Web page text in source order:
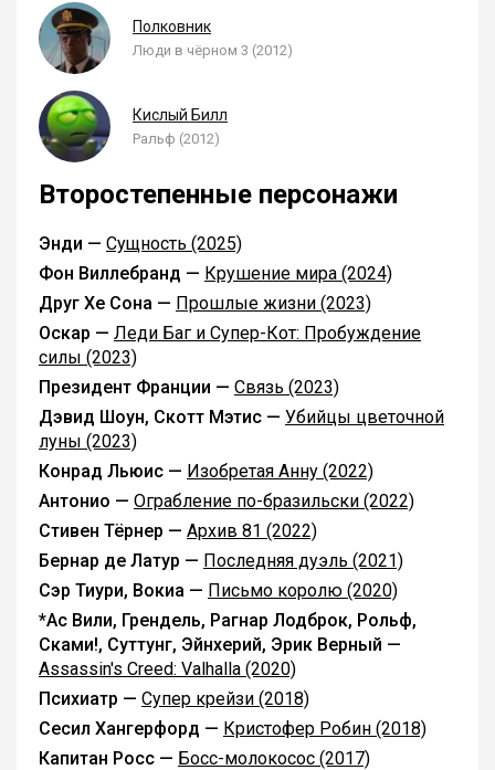
Полковник
Люди в чёрном 3 (2012)
Кислый Билл
Ральф (2012)
Второстепенные персонажи
Энди — Сущность (2025)
Фон Виллебранд — Крушение мира (2024)
Друг Хе Сона — Прошлые жизни (2023)
Оскар — Леди Баг и Супер-Кот: Пробуждение
силы (2023)
Президент Франции — Связь (2023)
Дэвид Шоун, Скотт Мэтис — Убийцы цветочной
луны (2023)
Конрад Льюис — Изобретая Анну (2022)
Антонио — Ограбление по-бразильски (2022)
Стивен Тёрнер — Архив 81 (2022)
Бернар де Латур — Последняя дуэль (2021)
Сэр Тиури, Вокиа — Письмо королю (2020)
*Ас Вили, Грендель, Рагнар Лодброк, Рольф,
Сками!, Суттунг, Эйнхерий, Эрик Верный —
Assassin's Creed: Valhalla (2020)
Психиатр — Супер крейзи (2018)
Сесил Хангерфорд — Кристофер Робин (2018)
Капитан Росс — Босс-молокосос (2017)